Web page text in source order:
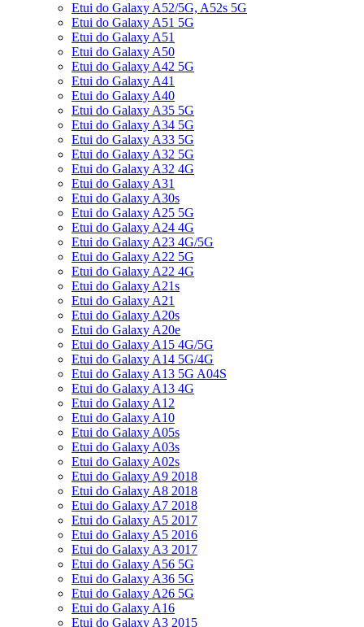
Etui do Galaxy A52/5G, A52s 5G
Etui do Galaxy A51 5G
Etui do Galaxy A51
Etui do Galaxy A50
Etui do Galaxy A42 5G
Etui do Galaxy A41
Etui do Galaxy A40
Etui do Galaxy A35 5G
Etui do Galaxy A34 5G
Etui do Galaxy A33 5G
Etui do Galaxy A32 5G
Etui do Galaxy A32 4G
Etui do Galaxy A31
Etui do Galaxy A30s
Etui do Galaxy A25 5G
Etui do Galaxy A24 4G
Etui do Galaxy A23 4G/5G
Etui do Galaxy A22 5G
Etui do Galaxy A22 4G
Etui do Galaxy A21s
Etui do Galaxy A21
Etui do Galaxy A20s
Etui do Galaxy A20e
Etui do Galaxy A15 4G/5G
Etui do Galaxy A14 5G/4G
Etui do Galaxy A13 5G A04S
Etui do Galaxy A13 4G
Etui do Galaxy A12
Etui do Galaxy A10
Etui do Galaxy A05s
Etui do Galaxy A03s
Etui do Galaxy A02s
Etui do Galaxy A9 2018
Etui do Galaxy A8 2018
Etui do Galaxy A7 2018
Etui do Galaxy A5 2017
Etui do Galaxy A5 2016
Etui do Galaxy A3 2017
Etui do Galaxy A56 5G
Etui do Galaxy A36 5G
Etui do Galaxy A26 5G
Etui do Galaxy A16
Etui do Galaxy A3 2015